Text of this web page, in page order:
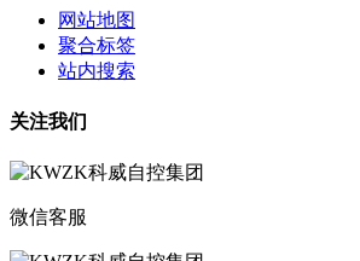
网站地图
聚合标签
站内搜索
关注我们
微信客服